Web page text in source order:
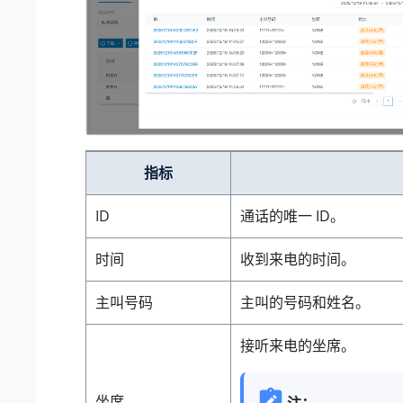
指标
ID 通话的唯一 ID。
时间 收到来电的时间。
主叫号码 主叫的号码和姓名。
接听来电的坐席。